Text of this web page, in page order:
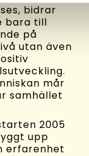
bidrar
bara till
på
utan även
mår
samhället
2005
upp
erfarenhet